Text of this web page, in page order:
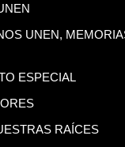
UNEN,
ESPECIAL
RAÍCES